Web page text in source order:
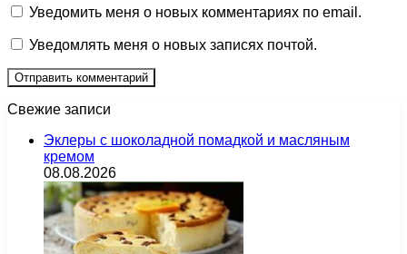
Уведомить меня о новых комментариях по email.
Уведомлять меня о новых записях почтой.
Свежие записи
Эклеры с шоколадной помадкой и масляным
кремом
08.08.2026